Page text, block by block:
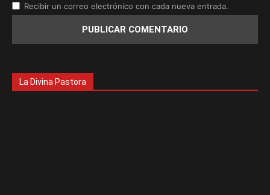
Recibir un correo electrónico con cada nueva entrada.
La Divina Pastora